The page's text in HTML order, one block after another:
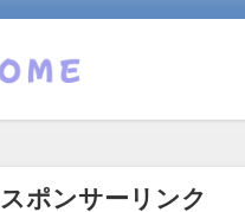
スポンサーリンク